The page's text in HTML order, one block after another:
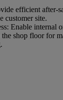
efficient after-
customer site.
Enable internal
shop floor for